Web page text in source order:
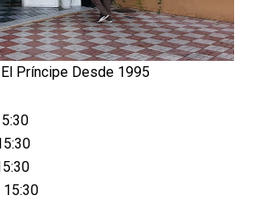
Príncipe Desde 1995
15:30